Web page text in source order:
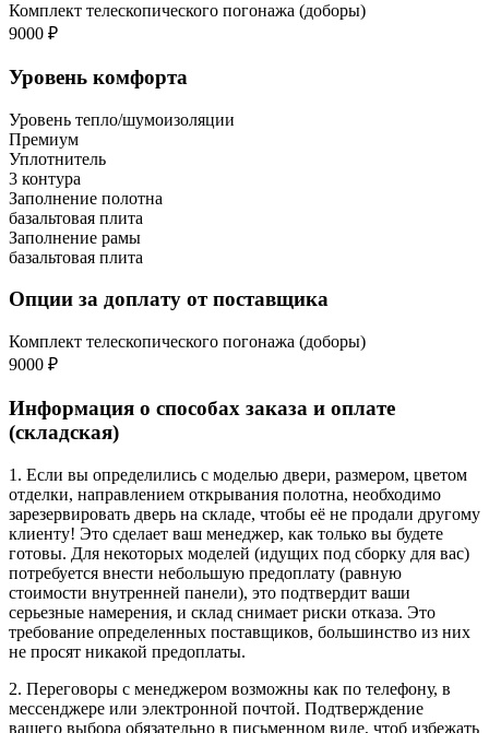
Комплект телескопического погонажа (доборы)
9000 ₽
Уровень комфорта
Уровень тепло/шумоизоляции
Премиум
Уплотнитель
3 контура
Заполнение полотна
базальтовая плита
Заполнение рамы
базальтовая плита
Опции за доплату от поставщика
Комплект телескопического погонажа (доборы)
9000 ₽
Информация о способах заказа и оплате
(складская)
1. Если вы определились с моделью двери, размером, цветом
отделки, направлением открывания полотна, необходимо
зарезервировать дверь на складе, чтобы её не продали другому
клиенту! Это сделает ваш менеджер, как только вы будете
готовы. Для некоторых моделей (идущих под сборку для вас)
потребуется внести небольшую предоплату (равную
стоимости внутренней панели), это подтвердит ваши
серьезные намерения, и склад снимает риски отказа. Это
требование определенных поставщиков, большинство из них
не просят никакой предоплаты.
2. Переговоры с менеджером возможны как по телефону, в
мессенджере или электронной почтой. Подтверждение
вашего выбора обязательно в письменном виде, чтоб избежать